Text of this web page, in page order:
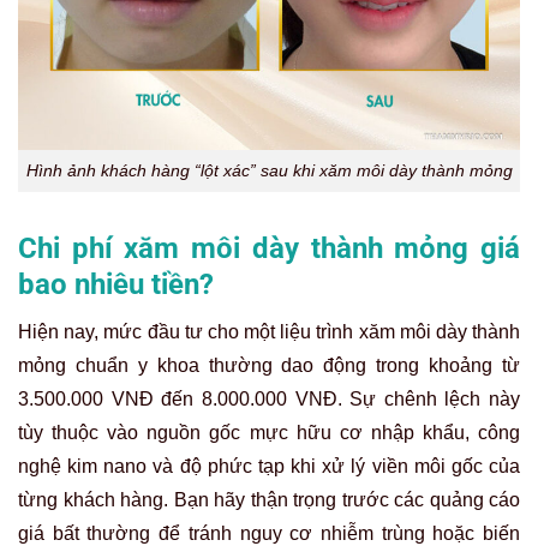
Hình ảnh khách hàng “lột xác” sau khi xăm môi dày thành mỏng
Chi phí xăm môi dày thành mỏng giá
bao nhiêu tiền?
Hiện nay, mức đầu tư cho một liệu trình xăm môi dày thành
mỏng chuẩn y khoa thường dao động trong khoảng từ
3.500.000 VNĐ đến 8.000.000 VNĐ. Sự chênh lệch này
tùy thuộc vào nguồn gốc mực hữu cơ nhập khẩu, công
nghệ kim nano và độ phức tạp khi xử lý viền môi gốc của
từng khách hàng. Bạn hãy thận trọng trước các quảng cáo
giá bất thường để tránh nguy cơ nhiễm trùng hoặc biến